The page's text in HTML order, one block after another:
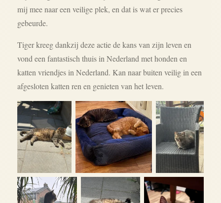
mij mee naar een veilige plek, en dat is wat er precies
gebeurde.
Tiger kreeg dankzij deze actie de kans van zijn leven en
vond een fantastisch thuis in Nederland met honden en
katten vriendjes in Nederland. Kan naar buiten veilig in een
afgesloten katten ren en genieten van het leven.